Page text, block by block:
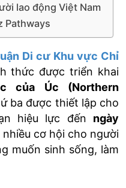
lao động Việt Nam
Pathways
Di cư Khu vực Chỉ
thức được triển khai
của Úc (Northern
ba được thiết lập cho
hiệu lực đến ngày
nhiều cơ hội cho người
muốn sinh sống, làm